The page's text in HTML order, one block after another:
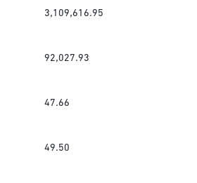
3,109,616.95
92,027.93
47.66
49.50